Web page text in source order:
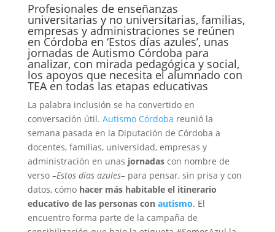
Profesionales de enseñanzas
universitarias y no universitarias, familias,
empresas y administraciones se reúnen
en Córdoba en ‘Estos días azules’, unas
jornadas de Autismo Córdoba para
analizar, con mirada pedagógica y social,
los apoyos que necesita el alumnado con
TEA en todas las etapas educativas
La palabra inclusión se ha convertido en
conversación útil. Autismo Córdoba reunió la
semana pasada en la Diputación de Córdoba a
docentes, familias, universidad, empresas y
administración en unas jornadas con nombre de
verso –Estos días azules– para pensar, sin prisa y con
datos, cómo hacer más habitable el itinerario
educativo de las personas con autismo. El
encuentro forma parte de la campaña de